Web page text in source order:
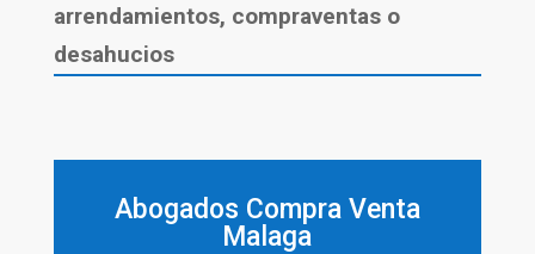
arrendamientos, compraventas o
desahucios
Abogados Compra Venta
Malaga